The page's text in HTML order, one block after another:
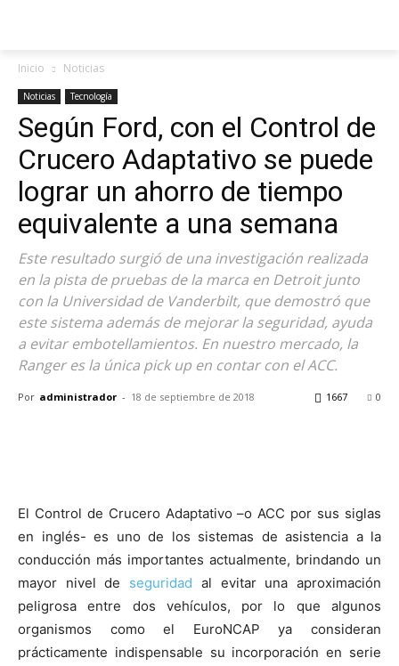
Inicio Noticias
Noticias Tecnología
Según Ford, con el Control de
Crucero Adaptativo se puede
lograr un ahorro de tiempo
equivalente a una semana
Este resultado surgió de una investigación realizada
en la pista de pruebas de la marca en Detroit junto
con la Universidad de Vanderbilt, que demostró que
este sistema además de mejorar la seguridad, ayuda
a evitar embotellamientos. En nuestro mercado, la
Ranger es la única pick up en contar con el ACC.
Por administrador - 18 de septiembre de 2018 0
1667
El Control de Crucero Adaptativo –o ACC por sus siglas
en inglés- es uno de los sistemas de asistencia a la
conducción más importantes actualmente, brindando un
mayor nivel de seguridad al evitar una aproximación
peligrosa entre dos vehículos, por lo que algunos
organismos como el EuroNCAP ya consideran
prácticamente indispensable su incorporación en serie